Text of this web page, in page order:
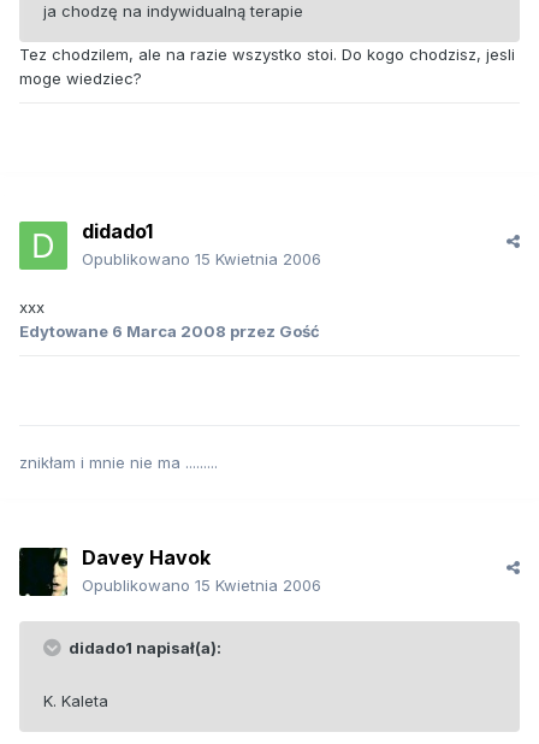
ja chodzę na indywidualną terapie
Tez chodzilem, ale na razie wszystko stoi. Do kogo chodzisz, jesli
moge wiedziec?
didado1
Opublikowano 15 Kwietnia 2006
xxx
Edytowane 6 Marca 2008 przez Gość
znikłam i mnie nie ma .........
Davey Havok
Opublikowano 15 Kwietnia 2006
didado1 napisał(a):
K. Kaleta